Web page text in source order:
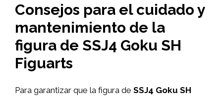
Consejos para el cuidado y
mantenimiento de la
figura de SSJ4 Goku SH
Figuarts
Para garantizar que la figura de SSJ4 Goku SH